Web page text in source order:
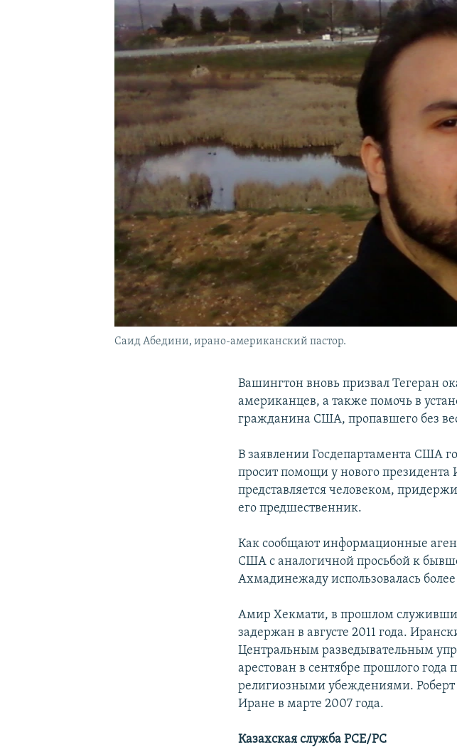
Саид Абедини, ирано-американский пастор.
Вашингтон вновь призвал Тегеран
американцев, а также помочь в
гражданина США, пропавшего без
В заявлении Госдепартамента США
просит помощи у нового
представляется человеком,
его предшественник.
Как сообщают информационные
США с аналогичной просьбой к
Ахмадинежаду использовалась
Амир Хекмати, в прошлом
задержан в августе 2011 года.
Центральным разведывательным
арестован в сентябре прошлого
религиозными убеждениями. Роберт
Иране в марте 2007 года.
Казахская служба РСЕ/РС